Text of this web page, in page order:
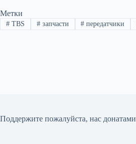
Метки
#TBS #запчасти # передатчики
Поддержите пожалуйста, нас донатами